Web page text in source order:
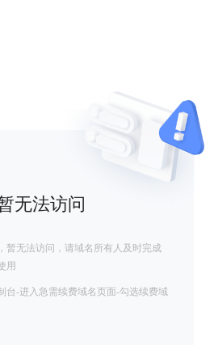
无法访问
暂无法访问，请域名所有人及时完成
用
台-进入急需续费域名页面-勾选续费域